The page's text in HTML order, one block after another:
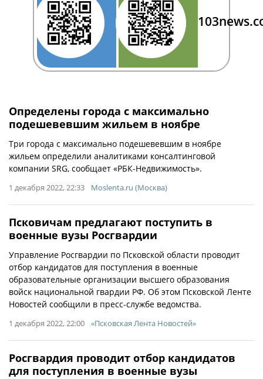
Определены города с максимально
подешевевшим жильем в ноябре
Три города с максимально подешевевшим в ноябре
жильем определили аналитиками консалтинговой
компании SRG, сообщает «РБК-Недвижимость».
1 декабря 2022, 22:33 Moslenta.ru (Москва)
Псковичам предлагают поступить в
военные вузы Росгвардии
Управление Росгвардии по Псковской области проводит
отбор кандидатов для поступления в военные
образовательные организации высшего образования
войск национальной гвардии РФ. Об этом Псковской Ленте
Новостей сообщили в пресс-службе ведомства.
1 декабря 2022, 22:00 «Псковская Лента Новостей»
Росгвардия проводит отбор кандидатов
для поступления в военные вузы